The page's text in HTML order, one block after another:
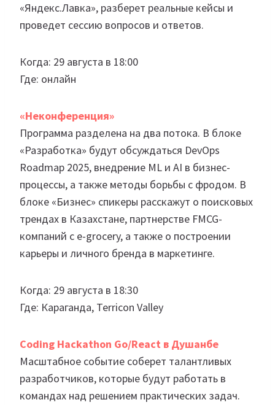
«Яндекс.Лавка», разберет реальные кейсы и
проведет сессию вопросов и ответов.
Когда: 29 августа в 18:00
Где: онлайн
«Неконференция»
Программа разделена на два потока. В блоке
«Разработка» будут обсуждаться DevOps
Roadmap 2025, внедрение ML и AI в бизнес-
процессы, а также методы борьбы с фродом. В
блоке «Бизнес» спикеры расскажут о поисковых
трендах в Казахстане, партнерстве FMCG-
компаний с e-grocery, а также о построении
карьеры и личного бренда в маркетинге.
Когда: 29 августа в 18:30
Где: Караганда, Terricon Valley
Coding Hackathon Go/React в Душанбе
Масштабное событие соберет талантливых
разработчиков, которые будут работать в
командах над решением практических задач.